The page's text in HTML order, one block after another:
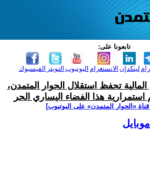
تابعونا على:
الفيسبوك التويتر اليوتيوب الانستغرام لينكدإن
تحفظ استقلال الحوار المتمدن،
هذا الفضاء اليساري الحر
‫«الحوار المتمدن» على اليوتيوب]